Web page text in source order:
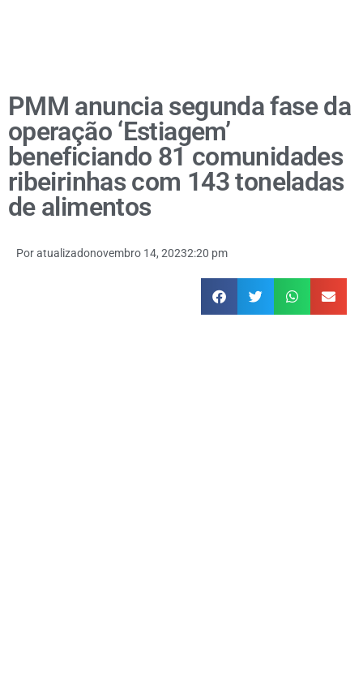
PMM anuncia segunda fase da
operação ‘Estiagem’
beneficiando 81 comunidades
ribeirinhas com 143 toneladas
de alimentos
Poratualizadonovembro 14, 20232:20 pm